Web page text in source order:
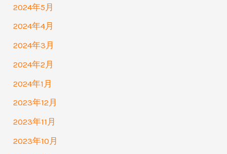
2024年5月
2024年4月
2024年3月
2024年2月
2024年1月
2023年12月
2023年11月
2023年10月